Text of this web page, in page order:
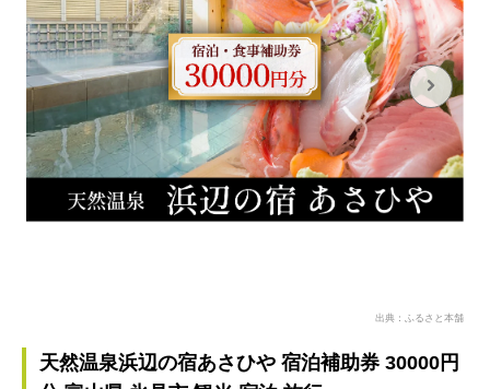
出典：ふるさと本舗
天然温泉浜辺の宿あさひや 宿泊補助券 30000円